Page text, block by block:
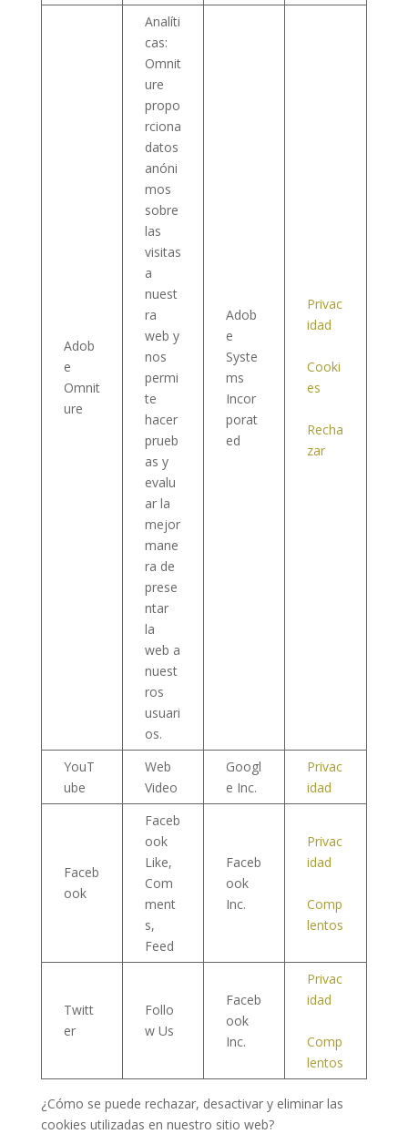
Adob
e
Omnit
ure
Analíti
cas:
Omnit
ure
propo
rciona
datos
anóni
mos
sobre
las
visitas
a
nuest
ra
web y
nos
permi
te
hacer
prueb
as y
evalu
ar la
mejor
mane
ra de
prese
ntar
la
web a
nuest
ros
usuari
os.
Adob
e
Syste
ms
Incor
porat
ed
Privac
idad
Cooki
es
Recha
zar
YouT
ube
Web
Video
Googl
e Inc.
Privac
idad
Faceb
ook
Faceb
ook
Like,
Com
ment
s,
Feed
Faceb
ook
Inc.
Privac
idad
Comp
lentos
Twitt
er
Follo
w Us
Faceb
ook
Inc.
Privac
idad
Comp
lentos
¿Cómo se puede rechazar, desactivar y eliminar las
cookies utilizadas en nuestro sitio web?